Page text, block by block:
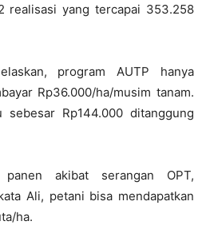
realisasi yang tercapai 353.258
program AUTP hanya
Rp36.000/ha/musim tanam.
sebesar Rp144.000 ditanggung
akibat serangan OPT,
Ali, petani bisa mendapatkan
ha.